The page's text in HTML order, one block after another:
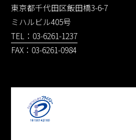
東京都千代田区飯田橋3-6-7
ミハルビル405号
TEL：03-6261-1237
FAX：03-6261-0984